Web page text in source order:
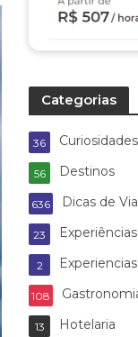
Categorias
Curiosidades
36
Destinos
56
Dicas de
636
Experiências
23
2
108
Hotelaria
13